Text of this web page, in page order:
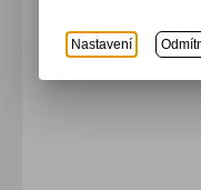
Nastavení